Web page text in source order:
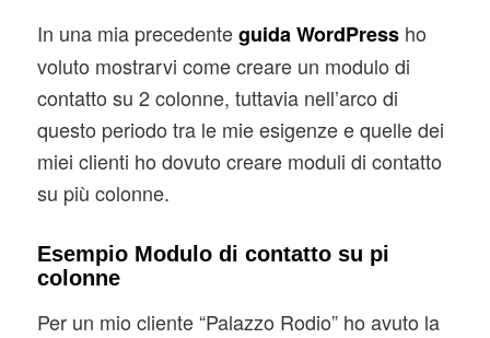
In una mia precedenteguida WordPressho
voluto mostrarvi come creare un modulo di
contatto su 2 colonne, tuttavia nell’arco di
questo periodo tra le mie esigenze e quelle dei
miei clienti ho dovuto creare moduli di contatto
su più colonne.
Esempio Modulo di contatto su pi
colonne
Per un mio cliente “Palazzo Rodio” ho avuto la